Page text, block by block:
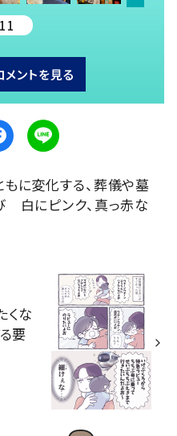
ントを見る
に変化する、葬儀や墓
白にピンク、真っ赤な
くな
要